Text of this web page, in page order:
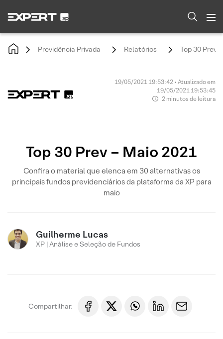
Previdência Privada Relatórios Top 30 Prev
19/05/2021 19:53:42 • Atualizado em
19/05/2021 19:53:45
2 minutos de leitura
Top 30 Prev – Maio 2021
Confira o material que elenca em 30 alternativas os
principais fundos previdenciários da plataforma da XP para
maio
Guilherme Lucas
XP | Análise e Seleção de Fundos
Compartilhar: